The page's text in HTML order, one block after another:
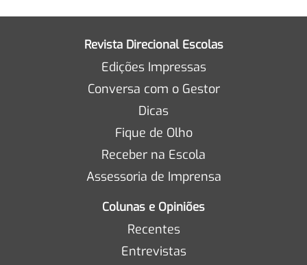
Revista Direcional Escolas
Edições Impressas
Conversa com o Gestor
Dicas
Fique de Olho
Receber na Escola
Assessoria de Imprensa
Colunas e Opiniões
Recentes
Entrevistas